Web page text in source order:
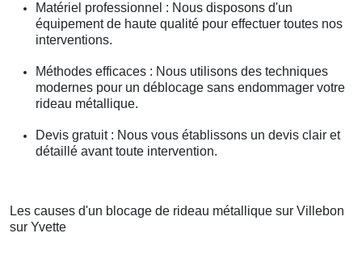
Matériel professionnel : Nous disposons d'un
équipement de haute qualité pour effectuer toutes nos
interventions.
Méthodes efficaces : Nous utilisons des techniques
modernes pour un déblocage sans endommager votre
rideau métallique.
Devis gratuit : Nous vous établissons un devis clair et
détaillé avant toute intervention.
Les causes d'un blocage de rideau métallique sur Villebon
sur Yvette